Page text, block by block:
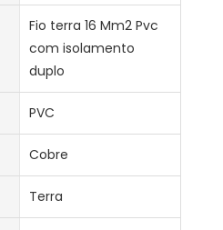
Fio terra 16 Mm2 Pvc
com isolamento
duplo
PVC
Cobre
Terra